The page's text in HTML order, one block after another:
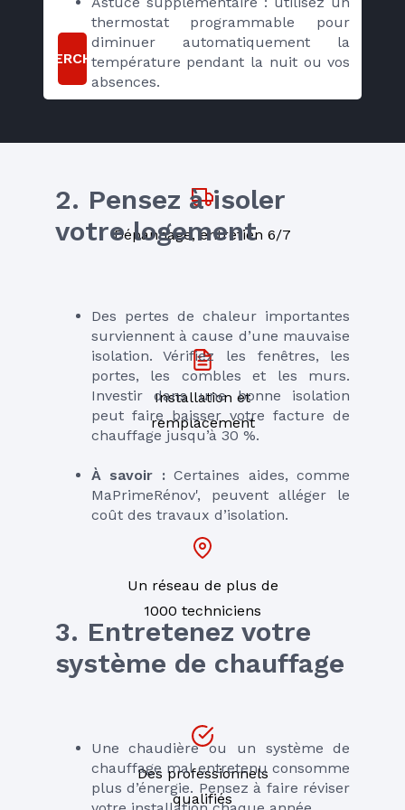
thermostat programmable pour
diminuer automatiquement la
température pendant la nuit ou vos
absences.
2. Pensez à isoler
votre logement
Des pertes de chaleur importantes
surviennent à cause d’une mauvaise
isolation. Vérifiez les fenêtres, les
portes, les combles et les murs.
Investir dans une bonne isolation
peut faire baisser votre facture de
chauffage jusqu’à 30 %.
À savoir : Certaines aides, comme
MaPrimeRénov', peuvent alléger le
coût des travaux d’isolation.
3. Entretenez votre
système de chauffage
Une chaudière ou un système de
chauffage mal entretenu consomme
plus d’énergie. Pensez à faire réviser
RECHERCHER
Dépannage, entretien 6/7
Installation et
remplacement
Un réseau de plus de
1000 techniciens
Des professionnels
qualifiés